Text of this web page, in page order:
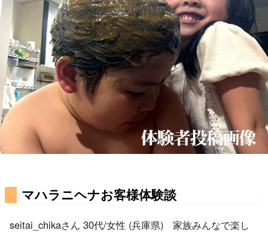
マハラニヘナお客様体験談
seitai_chikaさん 30代/女性 (兵庫県) 家族みんなで楽し